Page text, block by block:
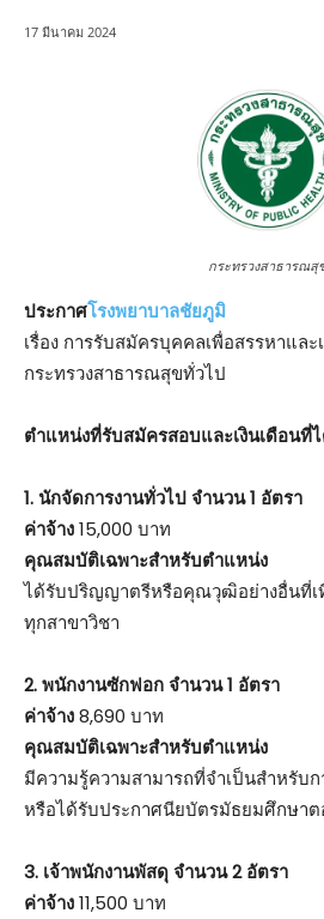
17 มีนาคม 2024
กระทรวงสาธารณสุ
ประกาศโรงพยาบาลชัยภูมิ
เรื่อง การรับสมัครบุคคลเพื่อสรรหาแล
กระทรวงสาธารณสุขทั่วไป
ตําแหน่งที่รับสมัครสอบและเงินเดือนที่
1. นักจัดการงานทั่วไป จำนวน 1 อัตรา
ค่าจ้าง15,000 บาท
คุณสมบัติเฉพาะสำหรับตำแหน่ง
ได้รับปริญญาตรีหรือคุณวุฒิอย่างอื่นที่เ
ทุกสาขาวิชา
2. พนักงานซักฟอก จำนวน 1 อัตรา
ค่าจ้าง8,690 บาท
คุณสมบัติเฉพาะสำหรับตำแหน่ง
มีความรู้ความสามารถที่จำเป็นสำหรับ
หรือได้รับประกาศนียบัตรมัธยมศึกษาต
3. เจ้าพนักงานพัสดุ จำนวน 2 อัตรา
ค่าจ้าง11,500 บาท